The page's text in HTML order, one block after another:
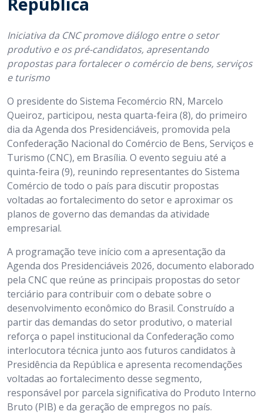
Iniciativa da CNC promove diálogo entre o setor
produtivo e os pré-candidatos, apresentando
propostas para fortalecer o comércio de bens, serviços
e turismo
O presidente do Sistema Fecomércio RN, Marcelo
Queiroz, participou, nesta quarta-feira (8), do primeiro
dia da Agenda dos Presidenciáveis, promovida pela
Confederação Nacional do Comércio de Bens, Serviços e
Turismo (CNC), em Brasília. O evento seguiu até a
quinta-feira (9), reunindo representantes do Sistema
Comércio de todo o país para discutir propostas
voltadas ao fortalecimento do setor e aproximar os
planos de governo das demandas da atividade
empresarial.
A programação teve início com a apresentação da
Agenda dos Presidenciáveis 2026, documento elaborado
pela CNC que reúne as principais propostas do setor
terciário para contribuir com o debate sobre o
desenvolvimento econômico do Brasil. Construído a
partir das demandas do setor produtivo, o material
reforça o papel institucional da Confederação como
interlocutora técnica junto aos futuros candidatos à
Presidência da República e apresenta recomendações
voltadas ao fortalecimento desse segmento,
responsável por parcela significativa do Produto Interno
Bruto (PIB) e da geração de empregos no país.